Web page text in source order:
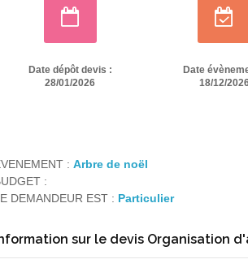
Date dépôt devis :
28/01/2026
Date
18/12/
: Arbre de noël
:
DEMANDEUR EST : Particulier
sur le devis Organisation